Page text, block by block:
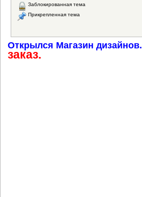
Заблокированная тема
Прикрепленная тема
Открылся Магазин дизайнов.
заказ.